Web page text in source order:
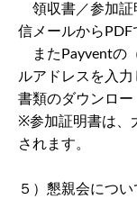
領収書／参加証
信メールからPDF
またPayventの
ルアドレスを入
書類のダウンロー
※参加証明書は、
されます。
５）懇親会につい